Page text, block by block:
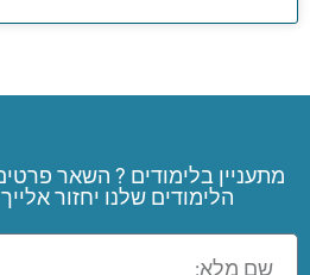
מתעניין בלימודים ? השאר
הלימודים שלנו יחזור